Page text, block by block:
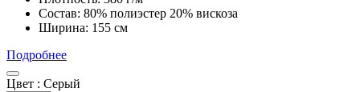
Состав: 80% полиэстер 20% вискоза
Ширина: 155 см
Подробнее
Цвет : Серый